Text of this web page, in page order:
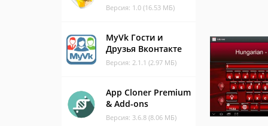
Версия: 1.0 (16.53 МБ)
MyVk Гости и
Друзья Вконтакте
Версия: 2.1.1 (2.97 МБ)
App Cloner Premium
& Add-ons
Версия: 3.6.8 (8.06 МБ)